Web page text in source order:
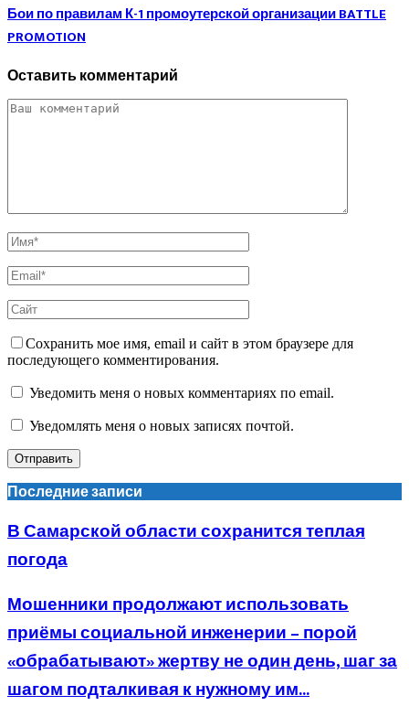
Бои по правилам К-1 промоутерской организации BATTLE
PROMOTION
Оставить комментарий
Сохранить мое имя, email и сайт в этом браузере для
последующего комментирования.
Уведомить меня о новых комментариях по email.
Уведомлять меня о новых записях почтой.
Последние записи
В Самарской области сохранится теплая
погода
Мошенники продолжают использовать
приёмы социальной инженерии – порой
«обрабатывают» жертву не один день, шаг за
шагом подталкивая к нужному им...